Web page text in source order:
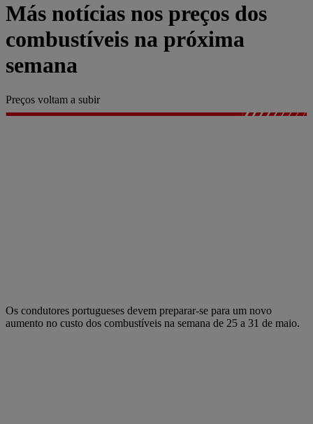
Más notícias nos preços dos
combustíveis na próxima
semana
Preços voltam a subir
Os condutores portugueses devem preparar-se para um novo
aumento no custo dos combustíveis na semana de 25 a 31 de maio.